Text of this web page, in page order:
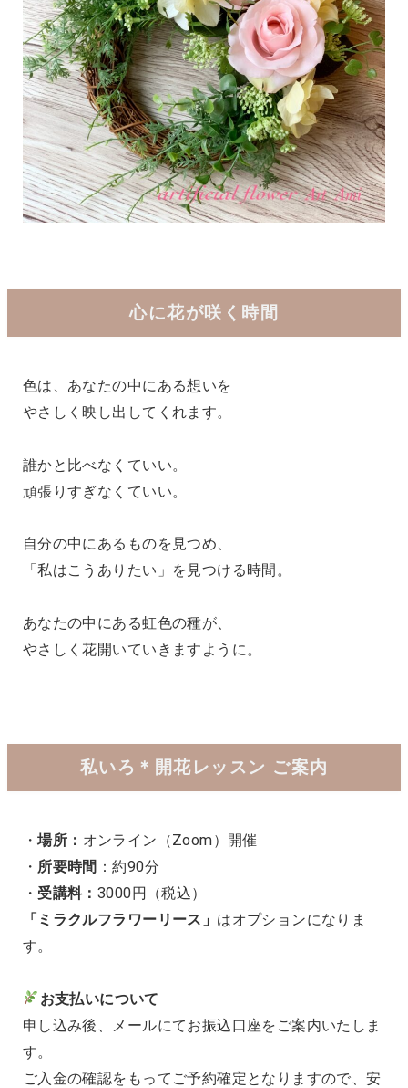
心に花が咲く時間
色は、あなたの中にある想いを
やさしく映し出してくれます。
誰かと比べなくていい。
頑張りすぎなくていい。
自分の中にあるものを見つめ、
「私はこうありたい」を見つける時間。
あなたの中にある虹色の種が、
やさしく花開いていきますように。
私いろ＊開花レッスン ご案内
・場所： オンライン（Zoom）開催
・ 所要時間 ：約90分
・ 受講料： 3000円（税込）
「ミラクルフラワーリース」 はオプションになりま
す。
お支払いについて
申し込み後、メールにてお振込口座をご案内いたしま
す。
ご入金の確認をもってご予約確定となりますので、安